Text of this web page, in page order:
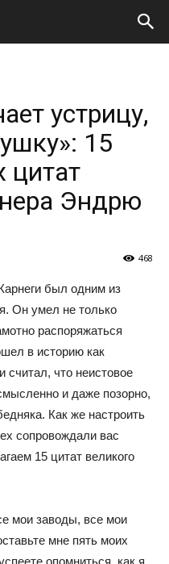
устрицу,
15
цитат
Эндрю
468
был одним из
Он умел не только
распоряжаться
в историю как
считал, что неистовое
и даже позорно,
Как же настроить
сопровождали вас
15 цитат великого
мои заводы, все мои
мне пять моих
опомниться, как я